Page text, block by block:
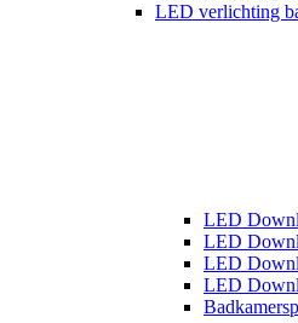
LED verlichting
LED
LED
LED
LED